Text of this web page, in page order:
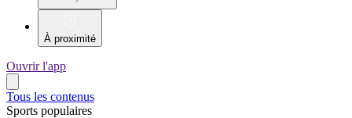
À proximité
Ouvrir l'app
Tous les contenus
Sports populaires